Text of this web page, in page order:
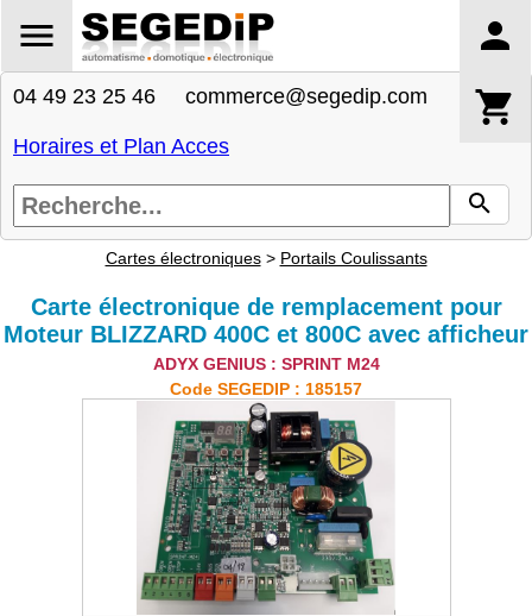
04 49 23 25 46 commerce@segedip.com
Horaires et Plan Acces
Cartes électroniques> Portails Coulissants
Carte électronique de remplacement pour
Moteur BLIZZARD 400C et 800C avec afficheur
ADYX GENIUS : SPRINT M24
Code SEGEDIP : 185157